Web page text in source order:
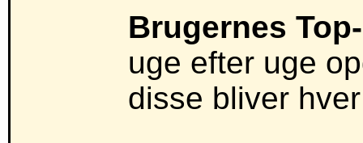
Brugernes
uge efter uge
disse bliver